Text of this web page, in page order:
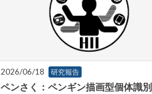
2026/06/18 研究報告
ペンさく：ペンギン描画型個体識